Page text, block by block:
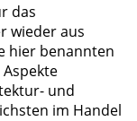
das
wieder aus
hier benannten
und
im Handel